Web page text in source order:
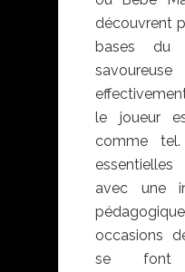
découvrent
bases du
le joueur
comme
avec une
occasions
se font